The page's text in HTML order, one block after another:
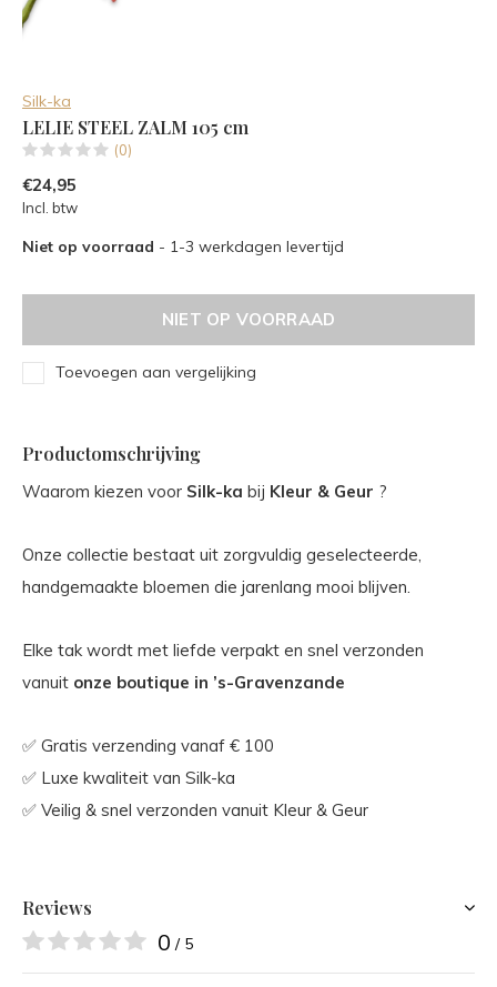
Silk-ka
LELIE STEEL ZALM 105 cm
(0)
€24,95
Incl. btw
Niet op voorraad - 1-3 werkdagen levertijd
NIET OP VOORRAAD
Toevoegen aan vergelijking
Productomschrijving
Waarom kiezen voor Silk-ka bij Kleur & Geur ?
Onze collectie bestaat uit zorgvuldig geselecteerde,
handgemaakte bloemen die jarenlang mooi blijven.
Elke tak wordt met liefde verpakt en snel verzonden
vanuit onze boutique in ’s-Gravenzande
✅ Gratis verzending vanaf € 100
✅ Luxe kwaliteit van Silk-ka
✅ Veilig & snel verzonden vanuit Kleur & Geur
Reviews
0 / 5